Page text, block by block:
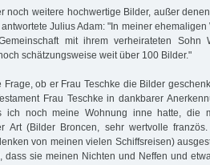
noch weitere hochwertige Bilder, außer
Julius Adam: "In meiner
mit ihrem verheirateten Sohn
schätzungsweise weit über 100 Bilder."
ob er Frau Teschke die Bilder
Frau Teschke in dankbarer
ich noch meine Wohnung inne hatte, die
Art (Bilder Broncen, sehr wertvolle
von meinen vielen Schiffsreisen)
dass sie meinen Nichten und Neffen und